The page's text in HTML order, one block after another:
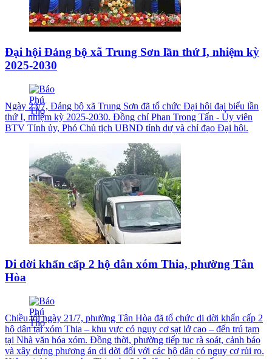
Đại hội Đảng bộ xã Trung Sơn lần thứ I, nhiệm kỳ
2025-2030
Ngày 23/7, Đảng bộ xã Trung Sơn đã tổ chức Đại hội đại biểu lần
thứ I, nhiệm kỳ 2025-2030. Đồng chí Phan Trọng Tấn - Ủy viên
BTV Tỉnh ủy, Phó Chủ tịch UBND tỉnh dự và chỉ đạo Đại hội.
Di dời khẩn cấp 2 hộ dân xóm Thia, phường Tân
Hòa
Chiều tối ngày 21/7, phường Tân Hòa đã tổ chức di dời khẩn cấp 2
hộ dân tại xóm Thia – khu vực có nguy cơ sạt lở cao – đến trú tạm
tại Nhà văn hóa xóm. Đồng thời, phường tiếp tục rà soát, cảnh báo
và xây dựng phương án di dời đối với các hộ dân có nguy cơ rủi ro.